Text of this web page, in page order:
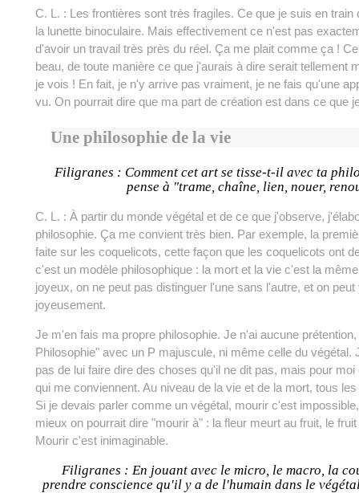
C. L. : Les frontières sont très fragiles. Ce que je suis en train
la lunette binoculaire. Mais effectivement ce n'est pas
d'avoir un travail très près du réel. Ça me plait comme ça !
beau, de toute manière ce que j'aurais à dire serait tellement
je vois ! En fait, je n'y arrive pas vraiment, je ne fais qu'une
vu. On pourrait dire que ma part de création est dans ce que
Une philosophie de la vie
Filigranes : Comment cet art se tisse-t-il avec ta
pense à "trame, chaîne, lien, nouer,
C. L. : À partir du monde végétal et de ce que j'observe,
philosophie. Ça me convient très bien. Par exemple, la
faite sur les coquelicots, cette façon que les coquelicots ont
c'est un modèle philosophique : la mort et la vie c'est la
joyeux, on ne peut pas distinguer l'une sans l'autre, et on
joyeusement.
Je m'en fais ma propre philosophie. Je n'ai aucune
Philosophie" avec un P majuscule, ni même celle du végétal.
pas de lui faire dire des choses qu'il ne dit pas, mais pour
qui me conviennent. Au niveau de la vie et de la mort, tous
Si je devais parler comme un végétal, mourir c'est
mieux on pourrait dire "mourir à" : la fleur meurt au fruit, le
Mourir c'est inimaginable.
Filigranes : En jouant avec le micro, le macro, la
prendre conscience qu'il y a de l'humain dans le